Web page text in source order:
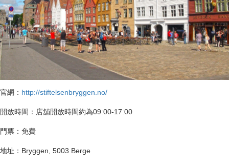
官網： http://stiftelsenbryggen.no/
開放時間：店舖開放時間約為09:00-17:00
門票：免費
地址：Bryggen, 5003 Berge